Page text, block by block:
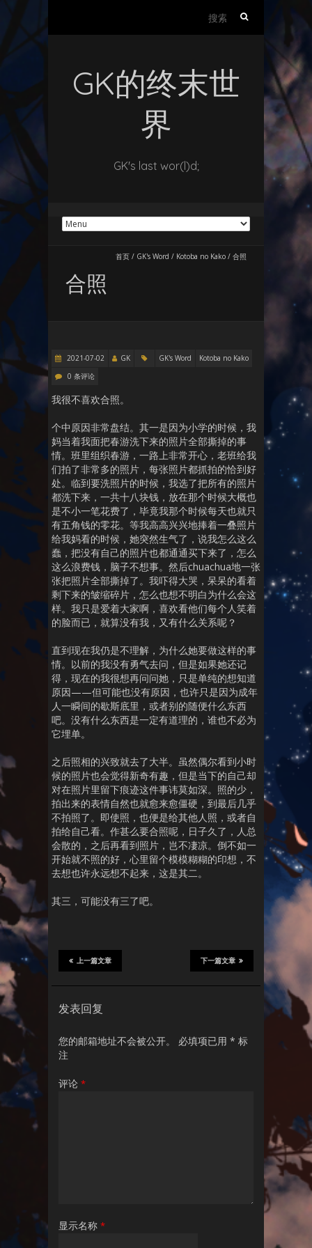
GK的终末世
界
GK's last wor(l)d;
首页 / GK's Word / Kotoba no Kako / 合照
合照
2021-07-02 GK GK's Word
Kotoba no Kako
0 条评论
我很不喜欢合照。
个中原因非常盘结。其一是因为小学的时候，我
妈当着我面把春游洗下来的照片全部撕掉的事
情。班里组织春游，一路上非常开心，老班给我
们拍了非常多的照片，每张照片都抓拍的恰到好
处。临到要洗照片的时候，我选了把所有的照片
都洗下来，一共十八块钱，放在那个时候大概也
是不小一笔花费了，毕竟我那个时候每天也就只
有五角钱的零花。等我高高兴兴地捧着一叠照片
给我妈看的时候，她突然生气了，说我怎么这么
蠢，把没有自己的照片也都通通买下来了，怎么
这么浪费钱，脑子不想事。然后chuachua地一张
张把照片全部撕掉了。我吓得大哭，呆呆的看着
剩下来的皱缩碎片，怎么也想不明白为什么会这
样。我只是爱着大家啊，喜欢看他们每个人笑着
的脸而已，就算没有我，又有什么关系呢？
直到现在我仍是不理解，为什么她要做这样的事
情。以前的我没有勇气去问，但是如果她还记
得，现在的我很想再问问她，只是单纯的想知道
原因——但可能也没有原因，也许只是因为成年
人一瞬间的歇斯底里，或者别的随便什么东西
吧。没有什么东西是一定有道理的，谁也不必为
它埋单。
之后照相的兴致就去了大半。虽然偶尔看到小时
候的照片也会觉得新奇有趣，但是当下的自己却
对在照片里留下痕迹这件事讳莫如深。照的少，
拍出来的表情自然也就愈来愈僵硬，到最后几乎
不拍照了。即使照，也便是给其他人照，或者自
拍给自己看。作甚么要合照呢，日子久了，人总
会散的，之后再看到照片，岂不凄凉。倒不如一
开始就不照的好，心里留个模模糊糊的印想，不
去想也许永远想不起来，这是其二。
其三，可能没有三了吧。
下一篇文章
上一篇文章
发表回复
您的邮箱地址不会被公开。 必填项已用 * 标
注
评论 *
显示名称 *